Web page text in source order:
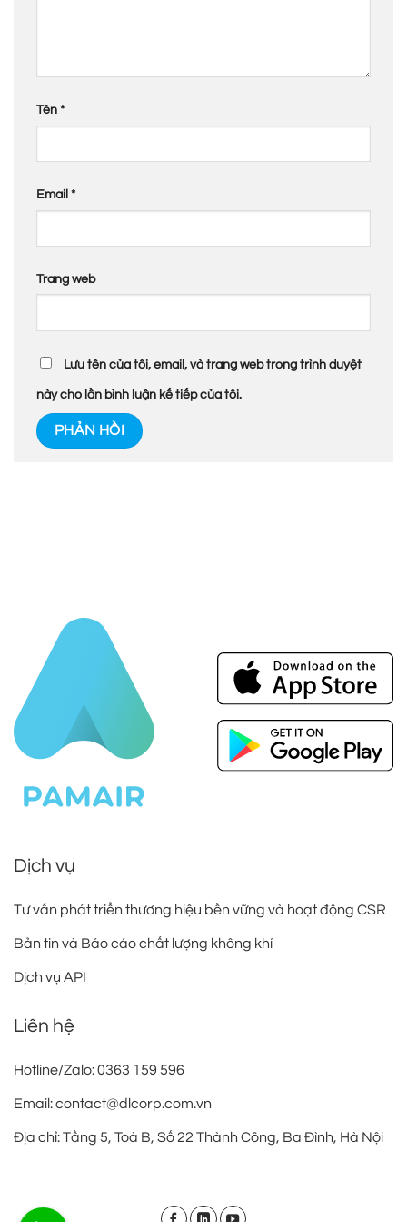
Tên *
Email *
Trang web
Lưu tên của tôi, email, và trang web trong trình duyệt
này cho lần bình luận kế tiếp của tôi.
Dịch vụ
Tư vấn phát triển thương hiệu bền vững và hoạt động CSR
Bản tin và Báo cáo chất lượng không khí
Dịch vụ API
Liên hệ
Hotline/Zalo: 0363 159 596
Email: contact@dlcorp.com.vn
Địa chỉ: Tầng 5, Toà B, Số 22 Thành Công, Ba Đình, Hà Nội